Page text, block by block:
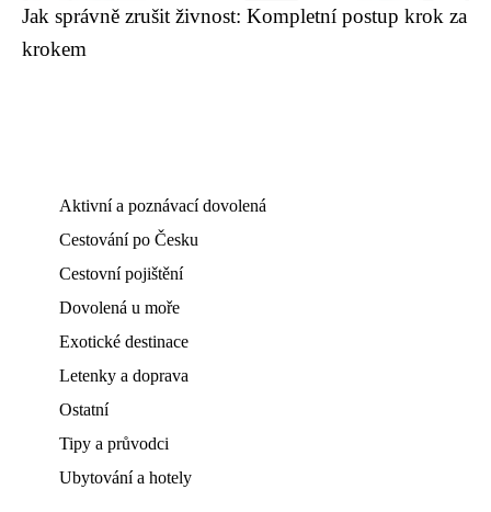
Jak správně zrušit živnost: Kompletní postup krok za
krokem
Aktivní a poznávací dovolená
Cestování po Česku
Cestovní pojištění
Dovolená u moře
Exotické destinace
Letenky a doprava
Ostatní
Tipy a průvodci
Ubytování a hotely